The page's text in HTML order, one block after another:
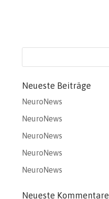
Neueste Beiträge
NeuroNews
NeuroNews
NeuroNews
NeuroNews
NeuroNews
Neueste Kommentare